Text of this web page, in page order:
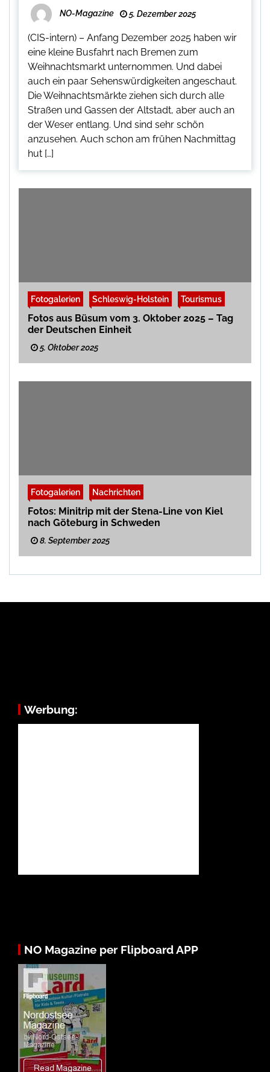
NO-Magazine 5. Dezember 2025
(CIS-intern) – Anfang Dezember 2025 haben wir
eine kleine Busfahrt nach Bremen zum
Weihnachtsmarkt unternommen. Und dabei
auch ein paar Sehenswürdigkeiten angeschaut.
Die Weihnachtsmärkte ziehen sich durch alle
Straßen und Gassen der Altstadt, aber auch an
der Weser entlang. Und sind sehr schön
anzusehen. Auch schon am frühen Nachmittag
hut […]
Fotogalerien Schleswig-Holstein Tourismus
Fotos aus Büsum vom 3. Oktober 2025 – Tag
der Deutschen Einheit
5. Oktober 2025
Fotogalerien Nachrichten
Fotos: Minitrip mit der Stena-Line von Kiel
nach Göteburg in Schweden
8. September 2025
Werbung:
NO Magazine per Flipboard APP